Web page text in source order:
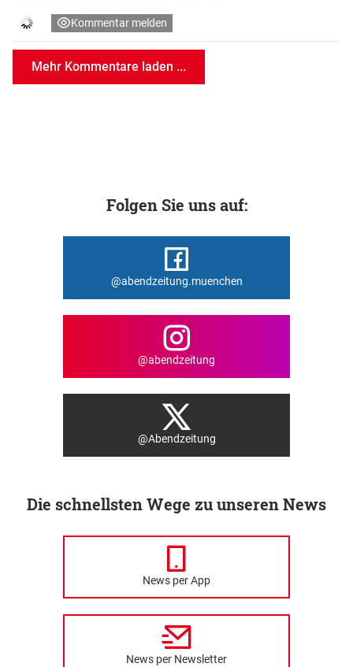
Kommentar melden
Mehr Kommentare laden ...
Folgen Sie uns auf:
@abendzeitung.muenchen
@abendzeitung
@Abendzeitung
Die schnellsten Wege zu unseren News
News per App
News per Newsletter